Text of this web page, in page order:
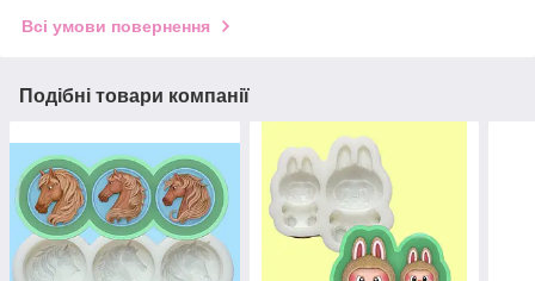
Всі умови повернення
Подібні товари компанії